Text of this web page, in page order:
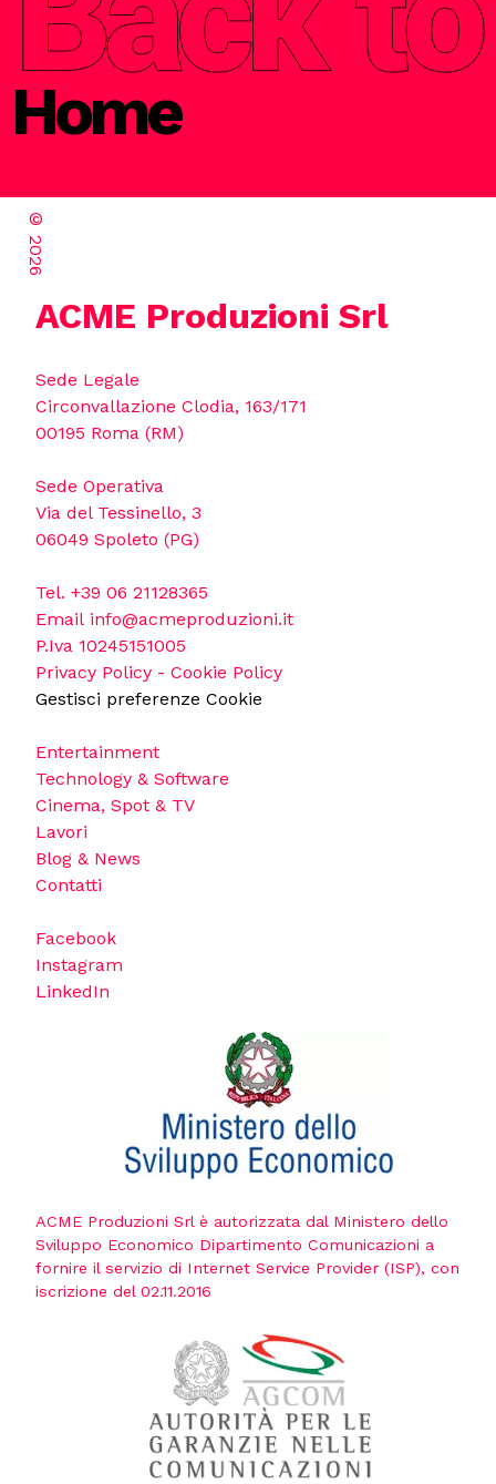
Home
©
2026
ACME Produzioni Srl
Sede Legale
Circonvallazione Clodia, 163/171
00195 Roma (RM)
Sede Operativa
Via del Tessinello, 3
06049 Spoleto (PG)
Tel. +39 06 21128365
Email info@acmeproduzioni.it
P.Iva 10245151005
Privacy Policy - Cookie Policy
Gestisci preferenze Cookie
Entertainment
Technology & Software
Cinema, Spot & TV
Lavori
Blog & News
Contatti
Facebook
Instagram
LinkedIn
ACME Produzioni Srl è autorizzata dal Ministero dello
Sviluppo Economico Dipartimento Comunicazioni a
fornire il servizio di Internet Service Provider (ISP), con
iscrizione del 02.11.2016